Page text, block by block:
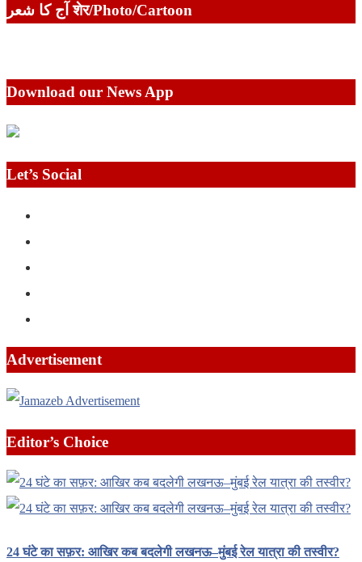
آج کا شعر शेर/Photo/Cartoon
Download our News App
Let’s Social
Advertisement
Editor’s Choice
24 घंटे का सफ़र: आखिर कब बदलेगी लखनऊ–मुंबई रेल यात्रा की तस्वीर?